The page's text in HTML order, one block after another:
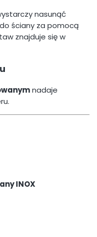
nasunąć
ściany za pomocą
znajduje się w
nadaje
INOX